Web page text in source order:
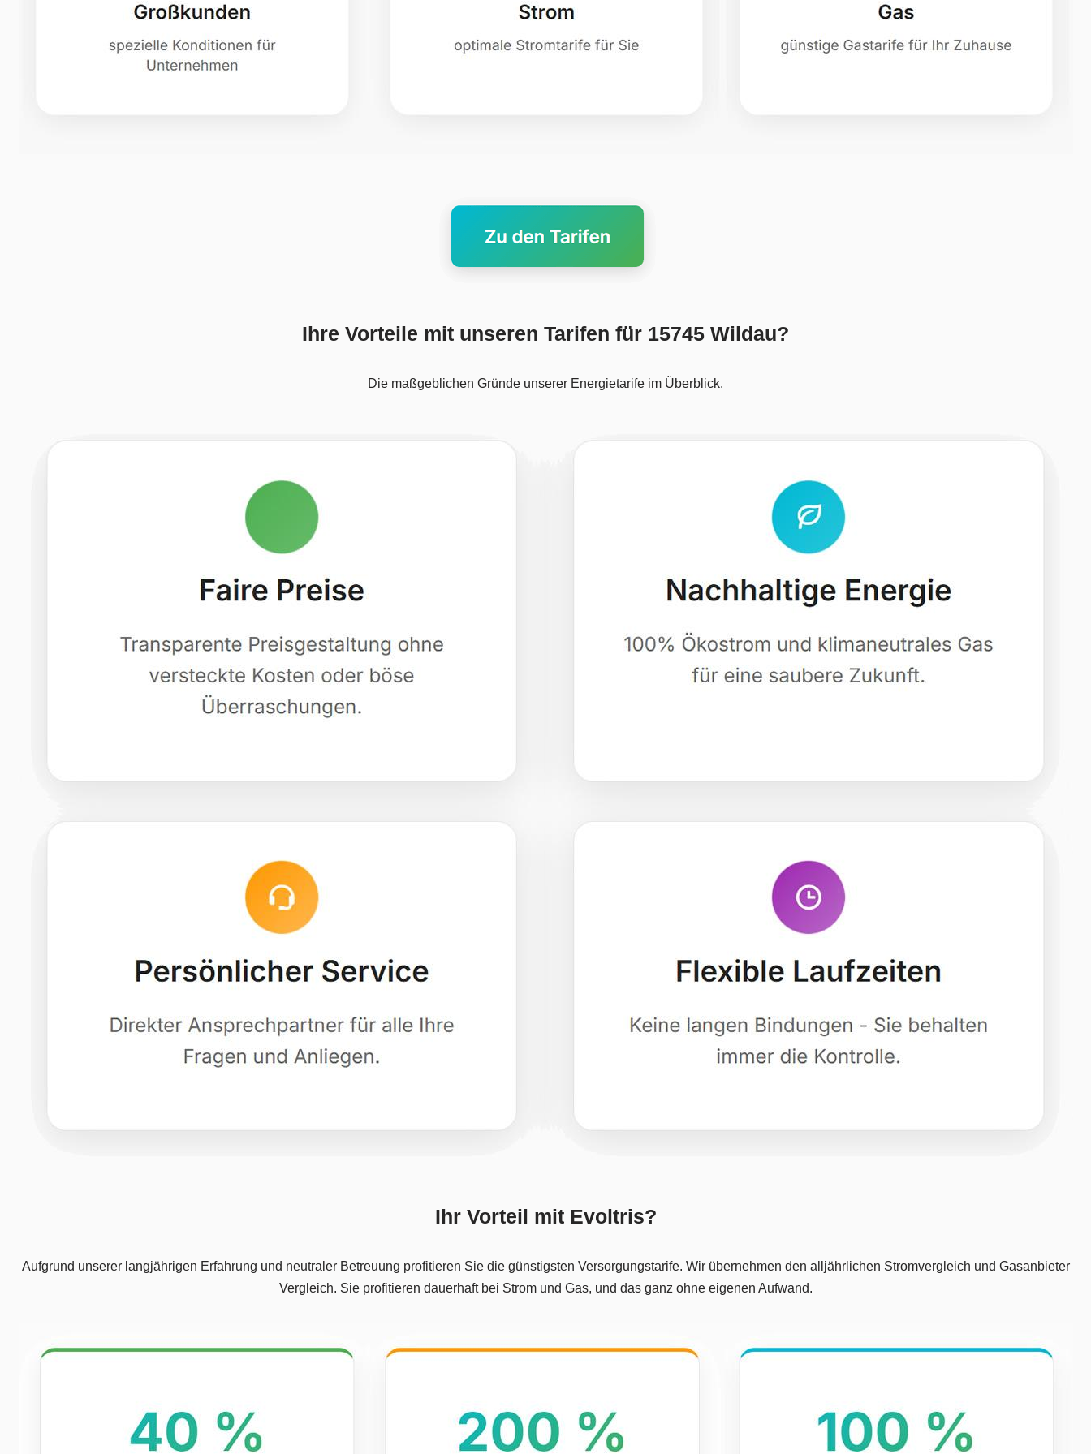
Ihre Vorteile mit unseren Tarifen für 15745 Wildau?
Die maßgeblichen Gründe unserer Energietarife im Überblick.
Ihr Vorteil mit Evoltris?
Aufgrund unserer langjährigen Erfahrung und neutraler Betreuung profitieren Sie die günstigsten Versorgungstarife. Wir übernehmen den alljährlichen Stromvergleich und Gasanbieter
Vergleich. Sie profitieren dauerhaft bei Strom und Gas, und das ganz ohne eigenen Aufwand.